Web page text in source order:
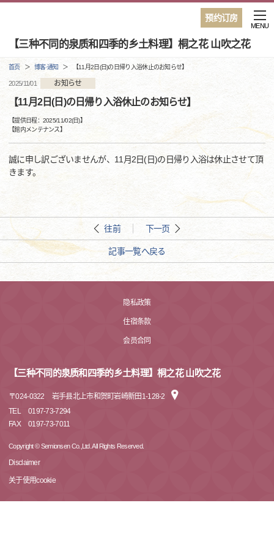
预约订房
【三种不同的泉质和四季的乡土料理】桐之花 山吹之花
MENU
首页 博客·通知 【11月2日(日)の日帰り入浴休止のお知らせ】
2025/11/01 お知らせ
【11月2日(日)の日帰り入浴休止のお知らせ】
【提供日程：2025/11/02(日)】
【館内メンテナンス 】
誠に申し訳ございませんが、11月2日(日)の日帰り入浴は休止させて頂
きます。
往前 下一页
記事一覧へ戻る
隐私政策
住宿条款
会员合同
【三种不同的泉质和四季的乡土料理】桐之花 山吹之花
〒024-0322
岩手县北上市和贺町岩崎新田1-128-2
TEL
0197-73-7294
FAX
0197-73-7011
Copyright © Semionsen Co.,Ltd. All Rights Reserved.
Disclaimer
关于使用cookie